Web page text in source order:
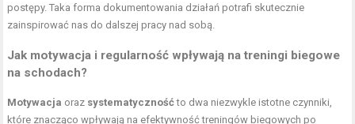
postępy. Taka forma dokumentowania działań potrafi skutecznie
zainspirować nas do dalszej pracy nad sobą.
Jak motywacja i regularność wpływają na treningi biegowe
na schodach?
Motywacja oraz systematycznośćto dwa niezwykle istotne czynniki,
które znacząco wpływają na efektywność treningów biegowych po